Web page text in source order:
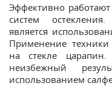
Эффективно
систем
является
Применение
на стекле
неизбежный
использованием